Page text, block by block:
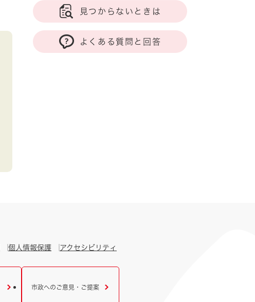
見つからないときは
よくある質問と回答
個人情報保護 アクセシビリティ
市政へのご意見・ご提案